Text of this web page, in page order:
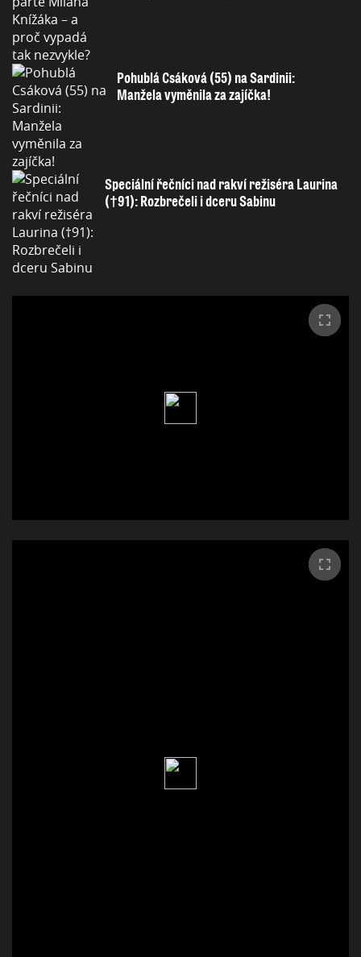
Pohublá Csáková (55) na Sardinii:
Manžela vyměnila za zajíčka!
Speciální řečníci nad rakví režiséra Laurina
(†91): Rozbrečeli i dceru Sabinu